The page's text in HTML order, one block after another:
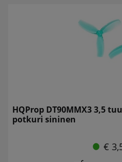
HQProp DT90MMX3 3,5
potkuri sininen
€